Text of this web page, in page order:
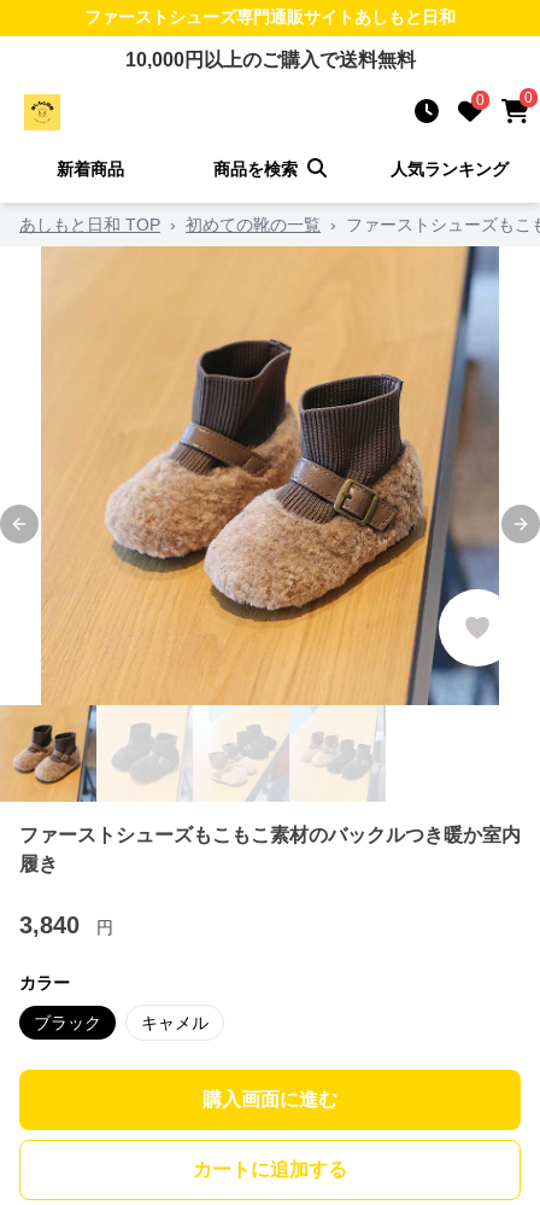
ファーストシューズ専門通販サイトあしもと日和
10,000円以上のご購入で送料無料
0 0
新着商品 商品を検索 人気ランキング
あしもと日和 TOP › 初めての靴の一覧 › ファーストシューズもこ
Previous slide
ファーストシューズもこもこ素材のバックルつき暖か室内
履き
3,840 円
カラー
ブラック キャメル
購入画面に進む
カートに追加する